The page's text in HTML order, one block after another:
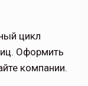
цикл
Оформить
компании.